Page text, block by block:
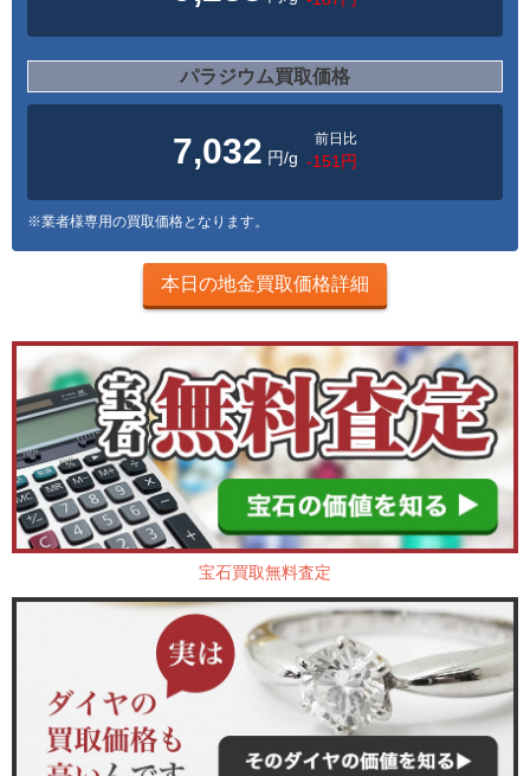
パラジウム買取価格
7,032 円/g
前日比
-151円
※業者様専用の買取価格となります。
本日の地金買取価格詳細
宝石買取無料査定